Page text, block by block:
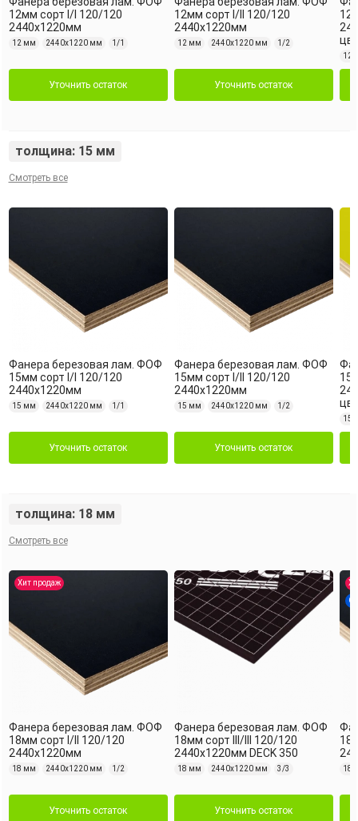
12мм сорт I/I 120/120
2440х1220мм
12 мм 2440х1220 мм 1/1
Уточнить остаток
12мм сорт I/II 120/120
2440х1220мм
12 мм 2440х1220 мм 1/2
Уточнить остаток
12
толщина: 15 мм
Смотреть все
Фанера березовая лам. ФОФ
15мм сорт I/I 120/120
2440х1220мм
15 мм 2440х1220 мм 1/1
Уточнить остаток
Фанера березовая лам. ФОФ
15мм сорт I/II 120/120
2440х1220мм
15 мм 2440х1220 мм 1/2
Уточнить остаток
15
толщина: 18 мм
Смотреть все
Хит продаж
Фанера березовая лам. ФОФ
18мм сорт I/II 120/120
2440х1220мм
18 мм 2440х1220 мм 1/2
Уточнить остаток
Фанера березовая лам. ФОФ
18мм сорт III/III 120/120
2440х1220мм DECK 350
18 мм 2440х1220 мм 3/3
Уточнить остаток
18